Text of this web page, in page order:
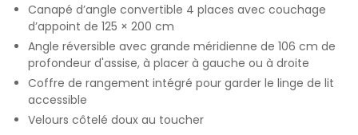
Canapé d’angle convertible 4 places avec couchage
d’appoint de 125 × 200 cm
Angle réversible avec grande méridienne de 106 cm de
profondeur d'assise, à placer à gauche ou à droite
Coffre de rangement intégré pour garder le linge de lit
accessible
Velours côtelé doux au toucher